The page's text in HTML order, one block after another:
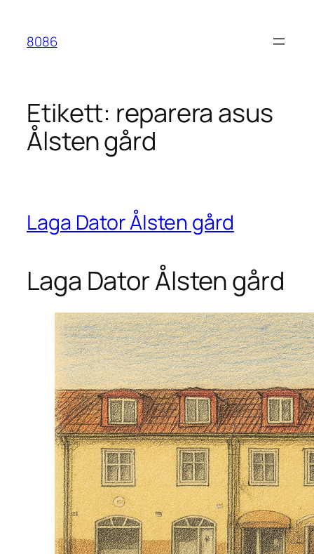
innehåll
8086
Etikett: reparera asus
Ålsten gård
Laga Dator Ålsten gård
Laga Dator Ålsten gård